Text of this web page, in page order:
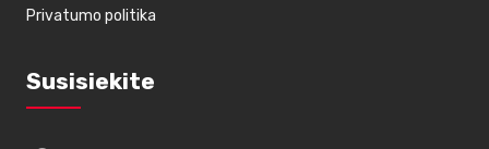
Privatumo politika
Susisiekite